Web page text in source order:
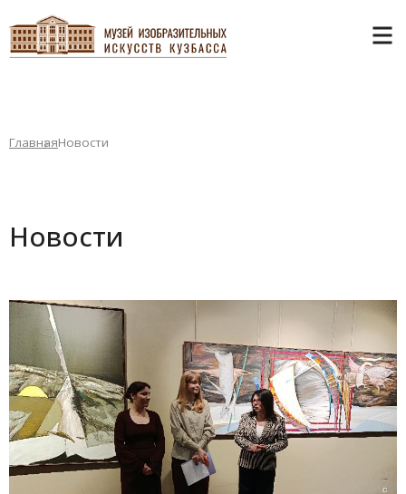
ГлавнаяНовости
Новости